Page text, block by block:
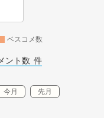
ベスコメ数
ント数 件
今月 先月